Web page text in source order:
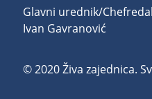
Glavni urednik/
Ivan Gavranović
© 2020 Živa zajednica.